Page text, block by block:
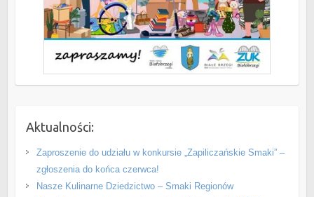
Aktualności:
Zaproszenie do udziału w konkursie „Zapiliczańskie Smaki” –
zgłoszenia do końca czerwca!
Nasze Kulinarne Dziedzictwo – Smaki Regionów